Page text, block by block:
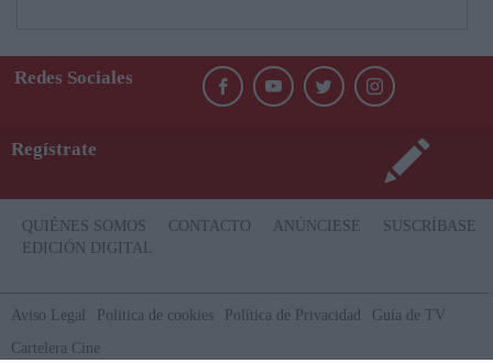
Redes Sociales
Regístrate
QUIÉNES SOMOS CONTACTO ANÚNCIESE
SUSCRÍBASE
EDICIÓN DIGITAL
Aviso Legal Politica de cookies Política de Privacidad
Guía de TV
Cartelera Cine